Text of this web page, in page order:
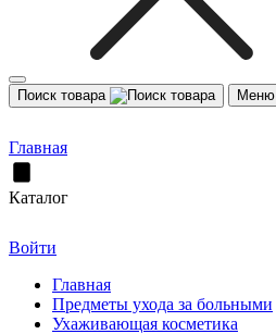
Поиск товара Меню
Главная
Каталог
Войти
Главная
Предметы ухода за больными
Ухаживающая косметика